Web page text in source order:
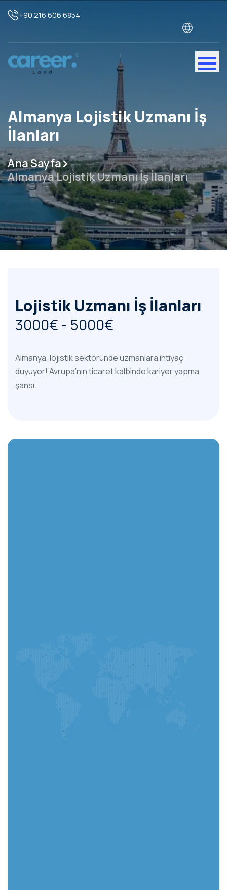
+90 216 606 6854
Almanya Lojistik Uzmanı İş
İlanları
Ana Sayfa
Almanya Lojistik Uzmanı İş İlanları
Lojistik Uzmanı İş İlanları
3000€ - 5000€
Almanya, lojistik sektöründe uzmanlara ihtiyaç
duyuyor! Avrupa’nın ticaret kalbinde kariyer yapma
şansı.
Başvurunu uygulamadan tamamlayabilir, süreci anlık